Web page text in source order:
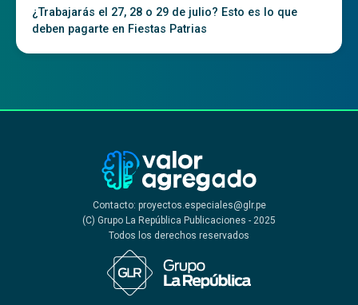
¿Trabajarás el 27, 28 o 29 de julio? Esto es lo que
deben pagarte en Fiestas Patrias
Contacto: proyectos.especiales@glr.pe
(C) Grupo La República Publicaciones - 2025
Todos los derechos reservados